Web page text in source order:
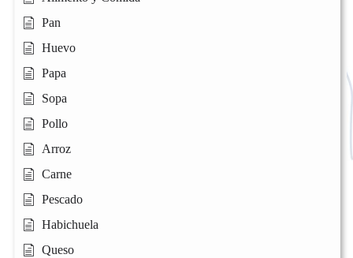
Pan
Huevo
Papa
Sopa
Pollo
Arroz
Carne
Pescado
Habichuela
Queso